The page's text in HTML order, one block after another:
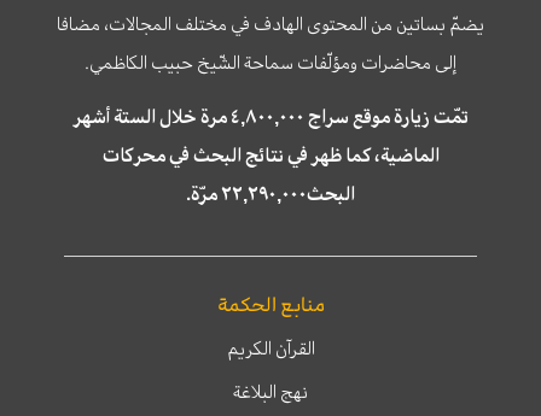
يضمّ بساتين من المحتوى الهادف في مختلف المجالات، مضافا
إلى محاضرات ومؤلّفات سماحة الشّيخ حبيب الكاظمي.
تمّت زيارة موقع سراج ٤,٨٠٠,٠٠٠ مرة خلال الستة أشهر
الماضية، كما ظهر في نتائج البحث في محركات
البحث٢٢,٢٩٠,٠٠٠ مرّة.
منابع الحكمة
القرآن الكريم
نهج البلاغة